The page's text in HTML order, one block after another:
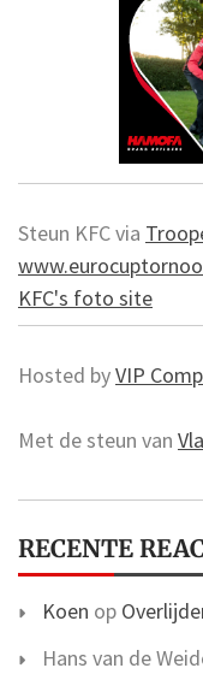
Steun KFC via
KFC's foto site
Hosted byVIP
Met de steun van
RECENTE
Koen op
Hans van de